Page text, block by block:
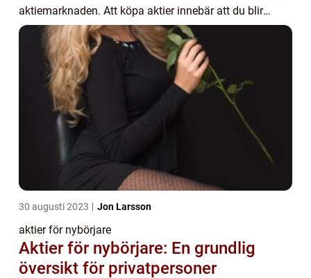
aktiemarknaden. Att köpa aktier innebär att du blir
delägare i ett bolag och där...
30 augusti 2023 Jon Larsson
aktier för nybörjare
Aktier för nybörjare: En grundlig
översikt för privatpersoner